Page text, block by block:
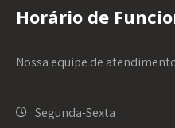
Horário de
Nossa equipe de
Segunda-Sexta